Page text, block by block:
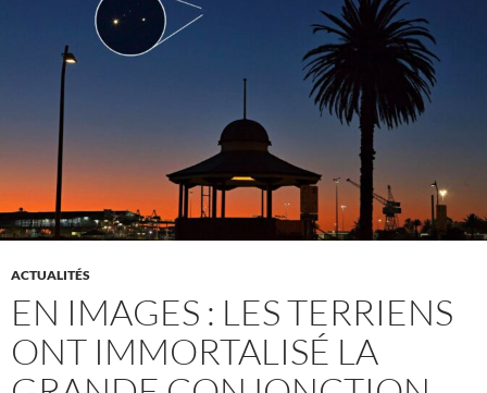
ACTUALITÉS
EN IMAGES : LES TERRIENS
ONT IMMORTALISÉ LA